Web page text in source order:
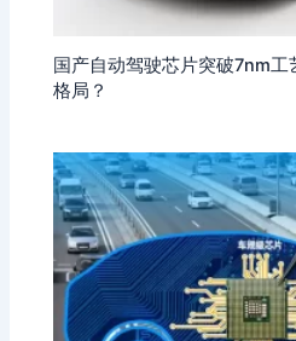
国产自动驾驶芯片突破7nm
格局？